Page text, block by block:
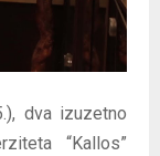
dva izuzetno
“Kallos”